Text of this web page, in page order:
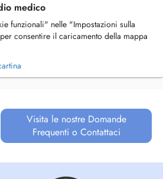
medico
funzionali" nelle "Impostazioni sulla
consentire il caricamento della mappa
Visita le nostre Domande
Frequenti o Contattaci